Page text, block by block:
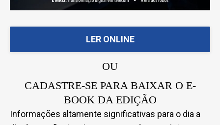
LER ONLINE
OU
CADASTRE-SE PARA BAIXAR O E-
BOOK DA EDIÇÃO
Informações altamente significativas para o dia a